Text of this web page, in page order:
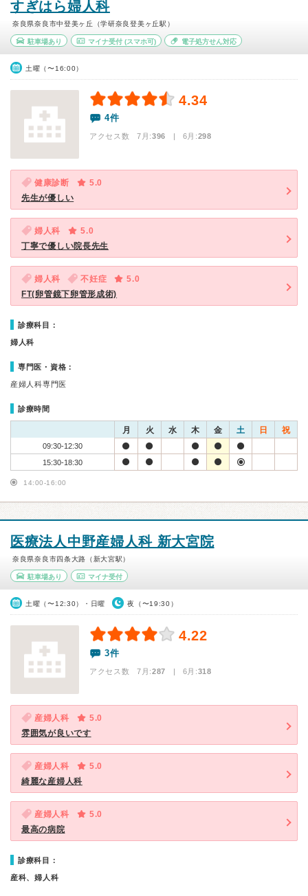
すぎはら婦人科
奈良県奈良市中登美ヶ丘（学研奈良登美ヶ丘駅）
駐車場あり マイナ受付(スマホ可) 電子処方せん対応
土曜（〜16:00）
4.34
4件
アクセス数 7月:396 | 6月:298
健康診断
5.0
先生が優しい
婦人科
5.0
丁寧で優しい院長先生
婦人科 不妊症
5.0
FT(卵管鏡下卵管形成術)
診療科目：
婦人科
専門医・資格：
産婦人科専門医
診療時間
月 火 水 木 金 土 日 祝
09:30-12:30
15:30-18:30
14:00-16:00
医療法人中野産婦人科 新大宮院
奈良県奈良市四条大路（新大宮駅）
駐車場あり マイナ受付
土曜（〜12:30）・日曜 夜（〜19:30）
4.22
3件
アクセス数 7月:287 | 6月:318
産婦人科
5.0
雰囲気が良いです
産婦人科
5.0
綺麗な産婦人科
産婦人科
5.0
最高の病院
診療科目：
産科、婦人科